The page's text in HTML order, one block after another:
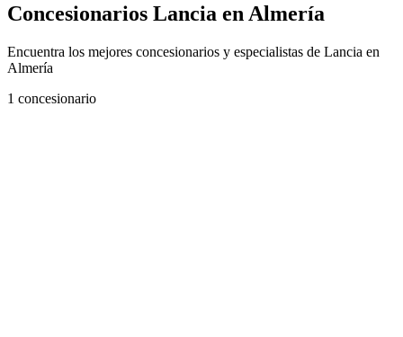
Concesionarios Lancia en Almería
Encuentra los mejores concesionarios y especialistas de Lancia en
Almería
1 concesionario